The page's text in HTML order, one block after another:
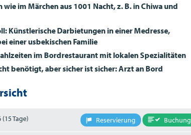
wie im Märchen aus 1001 Nacht, z. B. in Chiwa und
Künstlerische Darbietungen in einer Medresse,
einer usbekischen Familie
im Bordrestaurant mit lokalen Spezialitäten
benötigt, aber sicher ist sicher: Arzt an Bord
(15 Tage) Reservierung Buchung